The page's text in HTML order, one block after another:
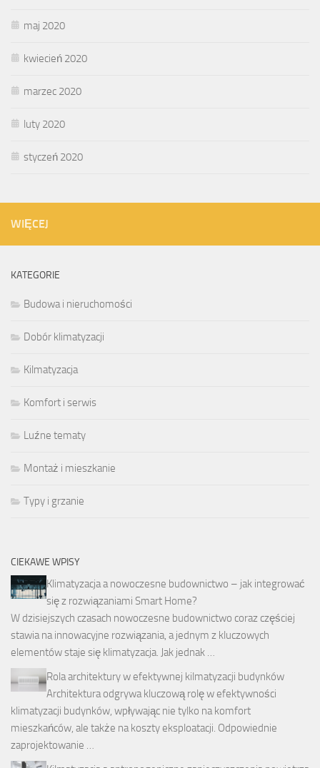
maj 2020
kwiecień 2020
marzec 2020
luty 2020
styczeń 2020
WIĘCEJ
KATEGORIE
Budowa i nieruchomości
Dobór klimatyzacji
Kilmatyzacja
Komfort i serwis
Luźne tematy
Montaż i mieszkanie
Typy i grzanie
CIEKAWE WPISY
Klimatyzacja a nowoczesne budownictwo – jak integrować
się z rozwiązaniami Smart Home?
W dzisiejszych czasach nowoczesne budownictwo coraz częściej
stawia na innowacyjne rozwiązania, a jednym z kluczowych
elementów staje się klimatyzacja. Jak jednak …
Rola architektury w efektywnej kilmatyzacji budynków
Architektura odgrywa kluczową rolę w efektywności
klimatyzacji budynków, wpływając nie tylko na komfort
mieszkańców, ale także na koszty eksploatacji. Odpowiednie
zaprojektowanie …